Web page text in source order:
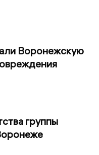
Воронежскую
группы